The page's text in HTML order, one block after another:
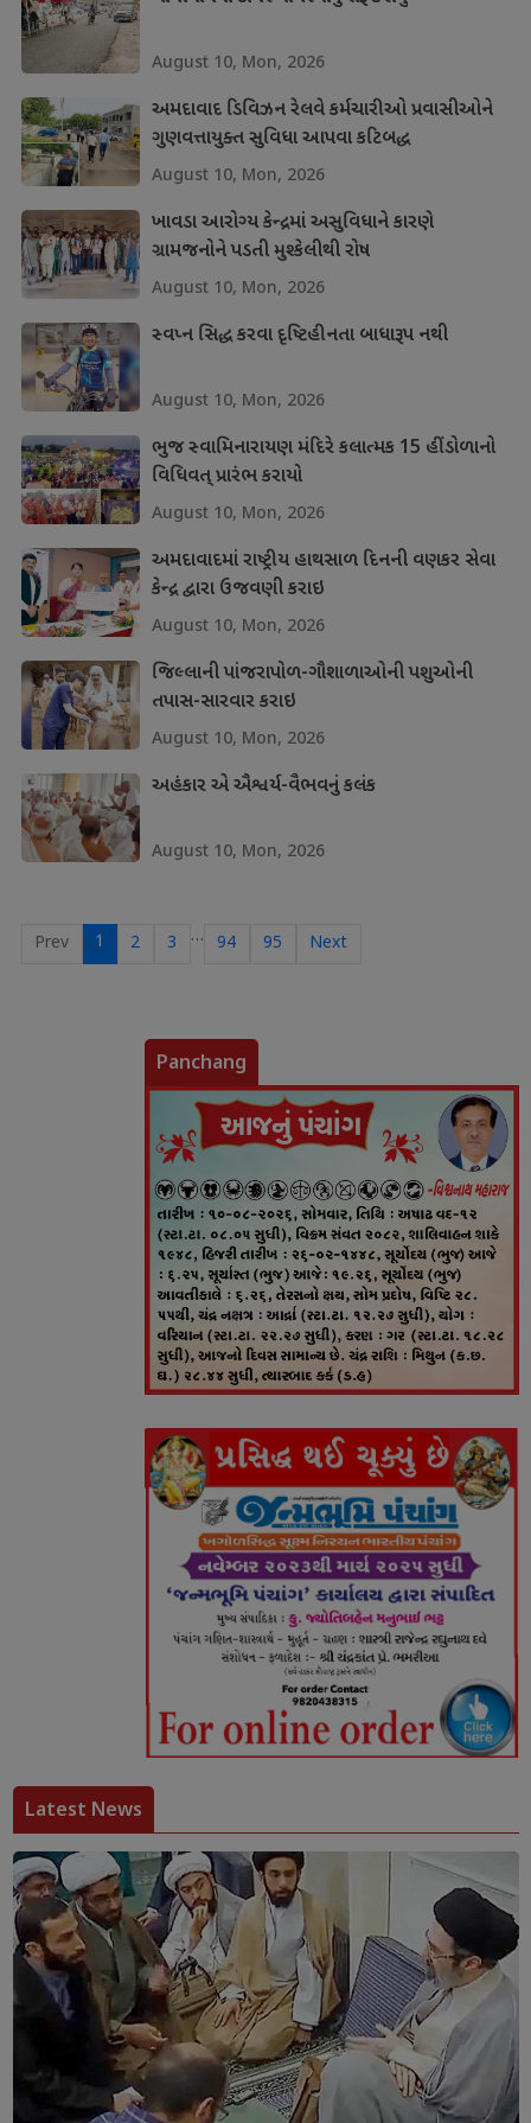
August 10, Mon, 2026
અમદાવાદ ડિવિઝન રેલવે કર્મચારીઓ પ્રવાસીઓને
ગુણવત્તાયુક્ત સુવિધા આપવા કટિબદ્ધ
August 10, Mon, 2026
ખાવડા આરોગ્ય કેન્દ્રમાં અસુવિધાને કારણે
ગ્રામજનોને પડતી મુશ્કેલીથી રોષ
August 10, Mon, 2026
સ્વપ્ન સિદ્ધ કરવા દૃષ્ટિહીનતા બાધારૂપ નથી
August 10, Mon, 2026
ભુજ સ્વામિનારાયણ મંદિરે કલાત્મક 15 હીંડોળાનો
વિધિવત્ પ્રારંભ કરાયો
August 10, Mon, 2026
અમદાવાદમાં રાષ્ટ્રીય હાથસાળ દિનની વણકર સેવા
કેન્દ્ર દ્વારા ઉજવણી કરાઇ
August 10, Mon, 2026
જિલ્લાની પાંજરાપોળ-ગૌશાળાઓની પશુઓની
તપાસ-સારવાર કરાઇ
August 10, Mon, 2026
અહંકાર એ ઐશ્વર્ય-વૈભવનું કલંક
August 10, Mon, 2026
Prev 1 2 3 … 94 95 Next
Panchang
Latest News